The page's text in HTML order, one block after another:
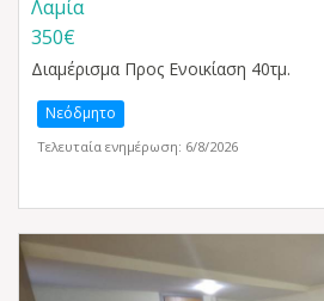
Λαμία
350€
Διαμέρισμα Προς Ενοικίαση 40τμ.
Νεόδμητο
Τελευταία ενημέρωση: 6/8/2026